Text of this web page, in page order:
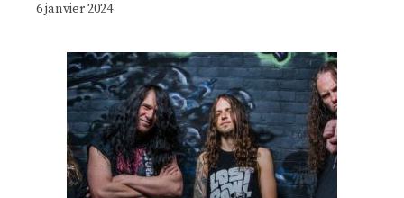
6 janvier 2024